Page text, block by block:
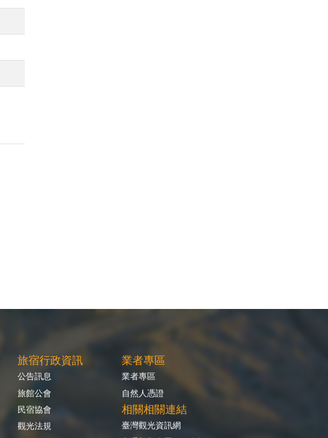
旅宿行政資訊
公告訊息
旅館公會
民宿協會
觀光法規
業者專區
業者專區
自然人憑證
相關相關連結
臺灣觀光資訊網